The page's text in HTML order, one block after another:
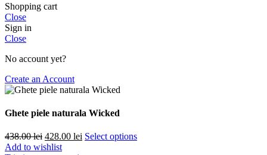
Shopping cart
Close
Sign in
Close
No account yet?
Create an Account
Ghete piele naturala Wicked
438.00lei Prețul
inițial
428.00 lei Prețul
Select options
Add to wishlist